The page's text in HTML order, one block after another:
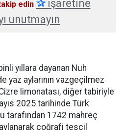
edin ✰işaretine
unutmayın
yıllara dayanan Nuh
yaz aylarının vazgeçilmez
limonatası, diğer tabiriyle
2025 tarihinde Türk
tarafından 1742 mahreç
coğrafi tescil